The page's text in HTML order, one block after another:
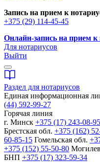
Запись на прием к
+375 (29) 114-45-45
Онлайн-запись на прием к
Для нотариусов
Выйти
Раздел для нотариусов
Единая информационная
(44) 592-99-27
Горячая линия
г. Минск +375 (17) 243-08-95
Брестская обл. +375 (162)
60-85-15 Гомельская обл.
+375 (152) 55-50-80
БНП +375 (17) 323-59-34